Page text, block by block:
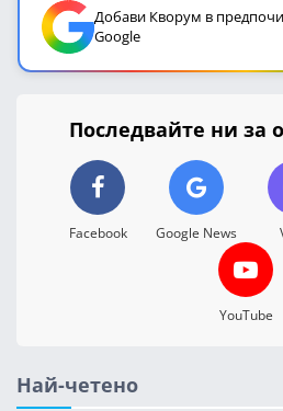
Добави Кворум в
Google
Последвайте ни за
Facebook Google News
YouTube
Най-четено